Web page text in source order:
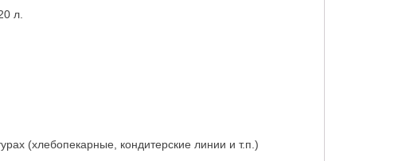
л.
(хлебопекарные, кондитерские линии и т.п.)